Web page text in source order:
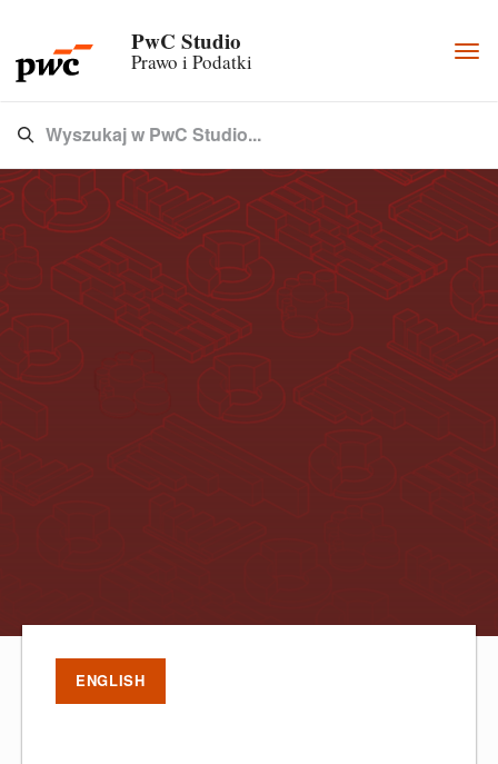
PwC Studio
Prawo i Podatki
Type 3 or more characters for results.
Wyszukaj w PwC Studio...
ENGLISH